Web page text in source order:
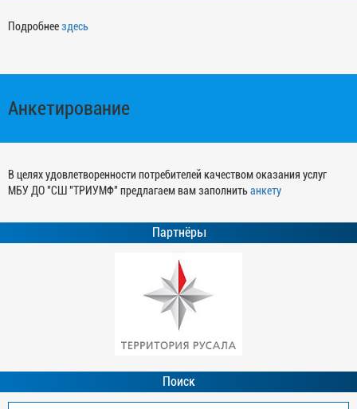
Подробнеездесь
Анкетирование
В целях удовлетворенности потребителей качеством оказания услуг
МБУ ДО "СШ "ТРИУМФ" предлагаем вам заполнитьанкету
Партнёры
Поиск